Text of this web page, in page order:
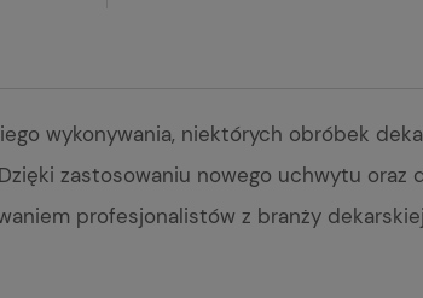
wykonywania, niektórych obróbek
zastosowaniu nowego uchwytu oraz
profesjonalistów z branży